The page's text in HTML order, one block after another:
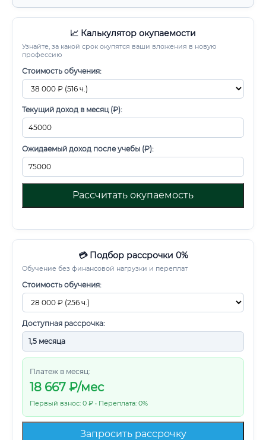
📈 Калькулятор окупаемости
Узнайте, за какой срок окупятся ваши вложения в новую
профессию
Стоимость обучения:
Текущий доход в месяц (₽):
Ожидаемый доход после учебы (₽):
Рассчитать окупаемость
💳 Подбор рассрочки 0%
Обучение без финансовой нагрузки и переплат
Стоимость обучения:
Доступная рассрочка:
Платеж в месяц:
18 667 ₽/мес
Первый взнос: 0 ₽ • Переплата: 0%
Запросить рассрочку